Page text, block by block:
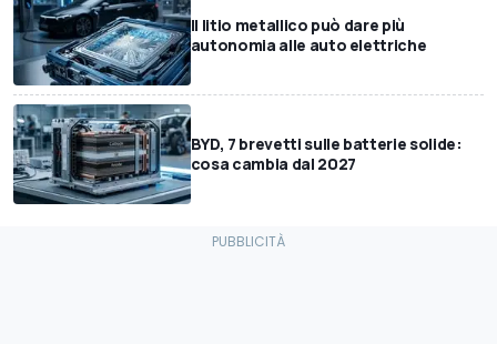
Il litio metallico può dare più
autonomia alle auto elettriche
BYD, 7 brevetti sulle batterie solide:
cosa cambia dal 2027